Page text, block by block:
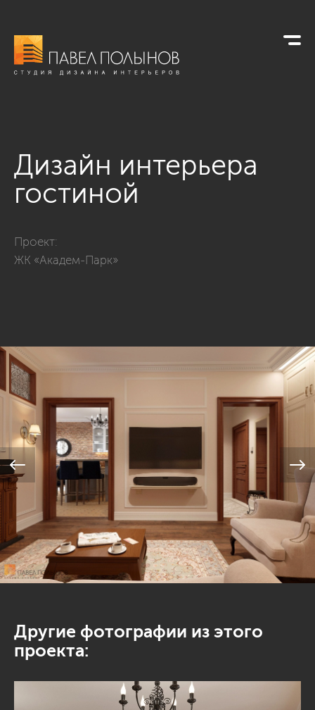
Дизайн интерьера
гостиной
Проект:
ЖК «Академ-Парк»
Другие фотографии из этого
проекта: